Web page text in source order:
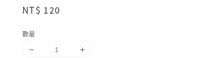
Regular
NT$ 120
數量